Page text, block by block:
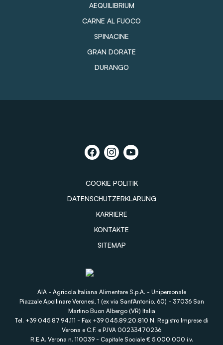
AEQUILIBRIUM
CARNE AL FUOCO
SPINACINE
GRAN DORATE
DURANGO
COOKIE POLITIK
DATENSCHUTZERKLARUNG
KARRIERE
KONTAKTE
SITEMAP
AIA - Agricola Italiana Alimentare S.p.A. - Unipersonale
Piazzale Apollinare Veronesi, 1 (ex via Sant'Antonio, 60) - 37036 San
Martino Buon Albergo (VR) Italia
Tel. +39 045.87.94.111 - Fax +39 045.89.20.810 N. Registro Imprese di
Verona e C.F. e P.IVA 00233470236
R.E.A. Verona n. 110039 - Capitale Sociale € 5.000.000 i.v.